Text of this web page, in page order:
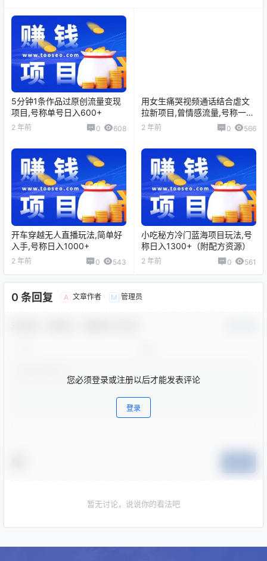
5分钟1条作品过原创流量变现
项目,号称单号日入600+
2 年前 0 608
用女生痛哭视频通话结合虐文
拉新项目,曾情感流量,号称一天
收入3300+
2 年前 0 566
开车穿越无人直播玩法,简单好
入手,号称日入1000+
2 年前 0 543
小吃秘方冷门蓝海项目玩法,号
称日入1300+（附配方资源）
2 年前 0 561
0 条回复 A 文章作者 M 管理员
您必须登录或注册以后才能发表评论
登录
暂无讨论，说说你的看法吧